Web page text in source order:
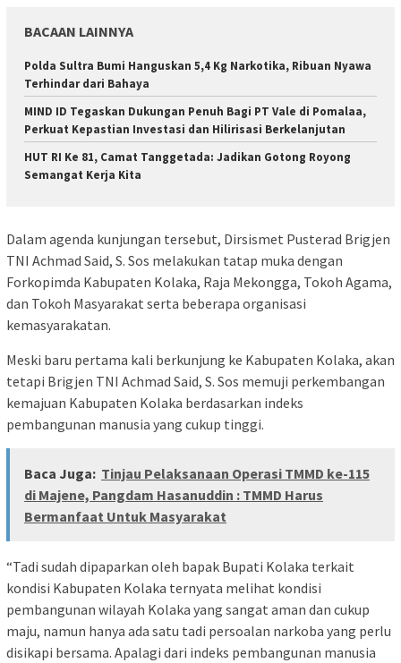
BACAAN LAINNYA
Polda Sultra Bumi Hanguskan 5,4 Kg Narkotika, Ribuan Nyawa
Terhindar dari Bahaya
MIND ID Tegaskan Dukungan Penuh Bagi PT Vale di Pomalaa,
Perkuat Kepastian Investasi dan Hilirisasi Berkelanjutan
HUT RI Ke 81, Camat Tanggetada: Jadikan Gotong Royong
Semangat Kerja Kita
Dalam agenda kunjungan tersebut, Dirsismet Pusterad Brigjen
TNI Achmad Said, S. Sos melakukan tatap muka dengan
Forkopimda Kabupaten Kolaka, Raja Mekongga, Tokoh Agama,
dan Tokoh Masyarakat serta beberapa organisasi
kemasyarakatan.
Meski baru pertama kali berkunjung ke Kabupaten Kolaka, akan
tetapi Brigjen TNI Achmad Said, S. Sos memuji perkembangan
kemajuan Kabupaten Kolaka berdasarkan indeks
pembangunan manusia yang cukup tinggi.
Baca Juga: Tinjau Pelaksanaan Operasi TMMD ke-115
di Majene, Pangdam Hasanuddin : TMMD Harus
Bermanfaat Untuk Masyarakat
“Tadi sudah dipaparkan oleh bapak Bupati Kolaka terkait
kondisi Kabupaten Kolaka ternyata melihat kondisi
pembangunan wilayah Kolaka yang sangat aman dan cukup
maju, namun hanya ada satu tadi persoalan narkoba yang perlu
disikapi bersama. Apalagi dari indeks pembangunan manusia